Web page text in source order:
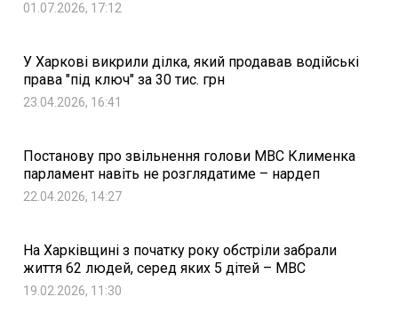
01.07.2026, 17:12
У Харкові викрили ділка, який продавав водійські
права "під ключ" за 30 тис. грн
23.04.2026, 16:41
Постанову про звільнення голови МВС Клименка
парламент навіть не розглядатиме – нардеп
22.04.2026, 14:27
На Харківщині з початку року обстріли забрали
життя 62 людей, серед яких 5 дітей – МВС
19.02.2026, 11:30